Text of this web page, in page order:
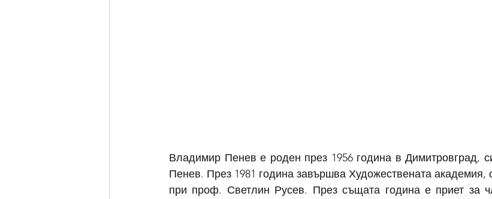
Владимир Пенев е роден през 1956 година в Димитровград,
Пенев. През 1981 година завършва Художествената
при проф. Светлин Русев. През същата година е приет за